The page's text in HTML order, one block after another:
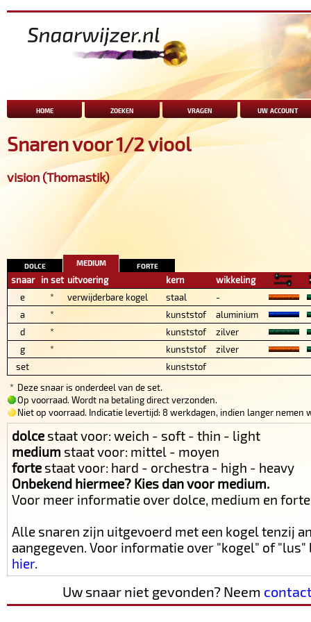
home zoeken vragen uw account
Snaren voor 1/2 viool
vision (Thomastik)
dolce medium forte
snaar in set uitvoering kern
wikkeling
e
* verwijderbare kogel staal
-
a
* kunststof
aluminium
d
* kunststof
zilver
g
* kunststof
zilver
set
kunststof
* Deze snaar is onderdeel van de set.
Op voorraad. Wordt na betaling direct verzonden.
Niet op voorraad. Indicatie levertijd: 8 werkdagen, indien langer nemen
dolce staat voor: weich - soft - thin - light
medium staat voor: mittel - moyen
forte staat voor: hard - orchestra - high - heavy
Onbekend hiermee? Kies dan voor medium.
Voor meer informatie over dolce, medium en
Alle snaren zijn uitgevoerd met een kogel tenzij
aangegeven. Voor informatie over "kogel" of
hier.
Uw snaar niet gevonden? Neem